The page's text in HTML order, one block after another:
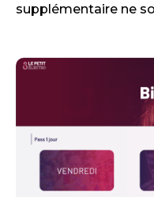
supplémentaire ne